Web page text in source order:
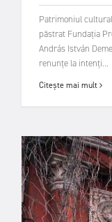
Patrimoniul
păstrat Fundația
András István
renunțe la intenți...
Citește mai mult